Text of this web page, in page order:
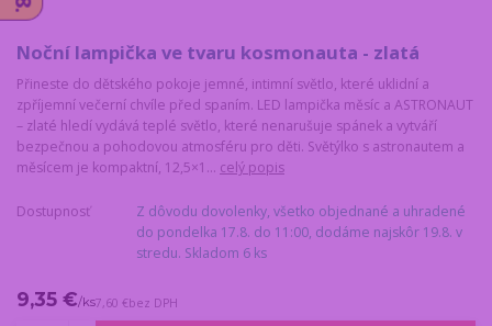
Noční lampička ve tvaru kosmonauta - zlatá
Přineste do dětského pokoje jemné, intimní světlo, které uklidní a
zpříjemní večerní chvíle před spaním. LED lampička měsíc a ASTRONAUT
– zlaté hledí vydává teplé světlo, které nenarušuje spánek a vytváří
bezpečnou a pohodovou atmosféru pro děti. Světýlko s astronautem a
měsícem je kompaktní, 12,5×1... celý popis
Dostupnosť
Z dôvodu dovolenky, všetko objednané a uhradené
do pondelka 17.8. do 11:00, dodáme najskôr 19.8. v
stredu. Skladom 6 ks
9,35 €/ks7,60 €bez DPH